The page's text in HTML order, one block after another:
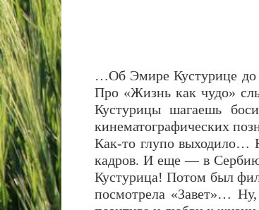
…Об Эмире Кустурице до
Про «Жизнь как чудо»
Кустурицы шагаешь
кинематографических
Как-то глупо выходило…
кадров. И еще — в Сербию
Кустурица! Потом был
посмотрела «Завет»… Ну,